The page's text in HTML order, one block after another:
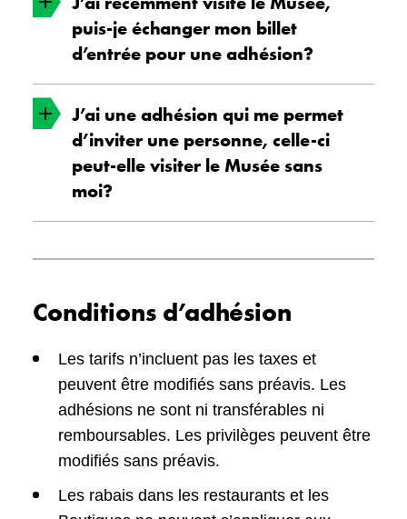
Il n’y a pas de limite au nombre de visites que
vous pouvez effectuer dans les Musées
pendant votre période d’adhésion.
puis-je échanger mon billet
d’entrée pour une adhésion?
Oui! Dans les sept jours suivant votre visite au
Musée, vous pouvez déduire le cout de votre
ou de vos billets du cout d’une adhésion! Pour
profiter de cette offre, veuillez nous appeler au
819-776-7100.
J’ai une adhésion qui me permet
d’inviter une personne, celle-ci
peut-elle visiter le Musée sans
moi?
Non, la personne titulaire de l’adhésion doit
qu’elle a invitée.
Conditions d’adhésion
Les tarifs n’incluent pas les taxes et
peuvent être modifiés sans préavis. Les
adhésions ne sont ni transférables ni
remboursables. Les privilèges peuvent être
modifiés sans préavis.
Les rabais dans les restaurants et les